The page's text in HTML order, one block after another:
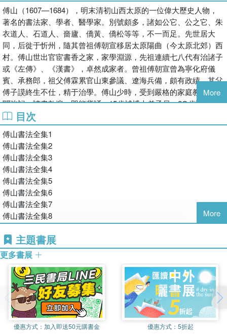
傅山（1607—1684），明末清初山西太原的一位偉大歷史人物，
著名的書法家、學者、醫學家。別號頗多，諸如公它、公之它、朱
衣道人、石道人、嗇廬、僑黃、僑松等等，不一而足。先世居大
同，后徙于忻州，隨其曾祖傅朝宣移居太原陽曲（今太原北郊）西
村。傅山世出官宦書香之家，家學淵源，先祖連續七八代有治諸子
或《左傳》、《漢書》，卓然成家者。曾祖傅朝宣曾為寧化府儀
賓、承務郎，祖父傅霖累官山東參議、遼海兵備，頗有政績，其父
傅子謨終生不仕，精于治學。傅山少時，受到嚴格的家庭教育，博
聞強記，讀書數遍，即能背誦。15歲補博士弟子員，2O歲試高等
廩餼。后就讀于三立書院，受到山西提學袁繼咸的指導和教誨，是
袁氏頗為青睞的弟子之一。
他通曉經史諸子之學，兼工詩、書、畫、印、音韻，并對醫學、膳
食有很深的造詣，是一位罕見的具有多方面成就的學者。尤其是他
的書法藝術在中華民族整個書法歷史中有著極其重要的地位，被尊
為“清初第一寫家”，他的“四寧四毋”學術開啟了書法藝術審美的新
階段，在國內外享有極高的聲譽。其書法雄厚豪放，富有浪漫色
彩。其以“二王”為宗，取法顏真卿，上追魏晉及宋元諸家，特別是
米芾的疏狂顛逸之書風對他影響頗深。傅山楷隸行草諸體兼擅，但
藝術成就最高的當屬他的草書。從其行草書法作品中可以看出，其
樹，纏綿起伏；其點畫頓挫抑揚，如亂石鋪街，險峻跌宕，因而顯
得大氣磅礴，生機盎然。近年來，隨著書法熱的持續升溫，傅山的
書法也越來越受到人們的關注，特別是他的行草書，更是受到許多
書法家和書法愛好者的喜愛。傅山的藝術成就是中華民族乃至世界
藝術寶庫的一顆璀璨明珠。
More
目次
傅山書法全集1
傅山書法全集2
傅山書法全集3
傅山書法全集4
傅山書法全集5
傅山書法全集6
傅山書法全集7
傅山書法全集8
More
主題書展
更多書展
優惠方式： 加入即送50元購書金 優惠方式： 5折起